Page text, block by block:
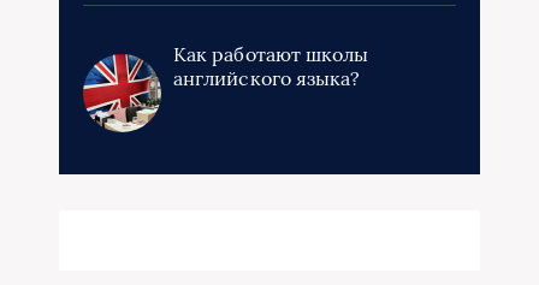
Как работают школы
английского языка?